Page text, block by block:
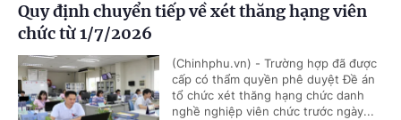
Quy định chuyển tiếp về xét thăng hạng viên
chức từ 1/7/2026
(Chinhphu.vn) - Trường hợp đã được
cấp có thẩm quyền phê duyệt Đề án
tổ chức xét thăng hạng chức danh
nghề nghiệp viên chức trước ngày...